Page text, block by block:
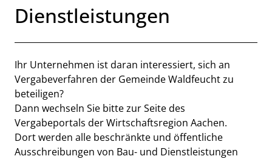
Dienstleistungen
Beschreibung
Ihr Unternehmen ist daran interessiert, sich an
Vergabeverfahren der Gemeinde Waldfeucht zu
beteiligen?
Dann wechseln Sie bitte zur Seite des
Vergabeportals der Wirtschaftsregion Aachen.
Dort werden alle beschränkte und öffentliche
Ausschreibungen von Bau- und Dienstleistungen